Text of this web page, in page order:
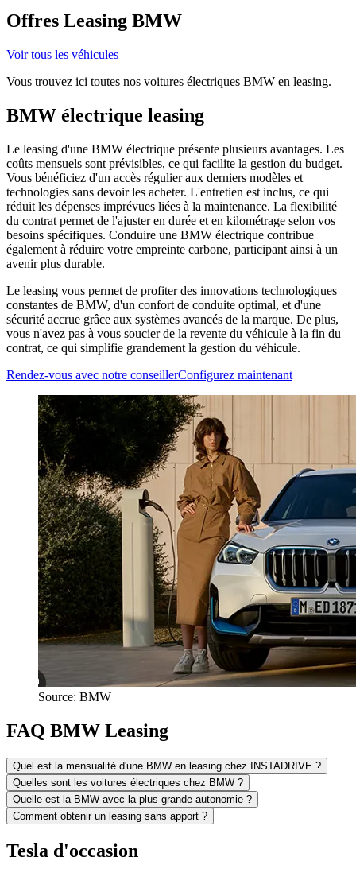
Offres Leasing BMW
Voir tous les véhicules
Vous trouvez ici toutes nos voitures électriques BMW en leasing.
BMW électrique leasing
Le leasing d'une BMW électrique présente plusieurs avantages. Les
coûts mensuels sont prévisibles, ce qui facilite la gestion du budget.
Vous bénéficiez d'un accès régulier aux derniers modèles et
technologies sans devoir les acheter. L'entretien est inclus, ce qui
réduit les dépenses imprévues liées à la maintenance. La flexibilité
du contrat permet de l'ajuster en durée et en kilométrage selon vos
besoins spécifiques. Conduire une BMW électrique contribue
également à réduire votre empreinte carbone, participant ainsi à un
avenir plus durable.
Le leasing vous permet de profiter des innovations technologiques
constantes de BMW, d'un confort de conduite optimal, et d'une
sécurité accrue grâce aux systèmes avancés de la marque. De plus,
vous n'avez pas à vous soucier de la revente du véhicule à la fin du
contrat, ce qui simplifie grandement la gestion du véhicule.
Rendez-vous avec notre conseillerConfigurez maintenant
Source: BMW
FAQ BMW Leasing
Quel est la mensualité d'une BMW en leasing chez INSTADRIVE ?
Quelles sont les voitures électriques chez BMW ?
Quelle est la BMW avec la plus grande autonomie ?
Comment obtenir un leasing sans apport ?
Tesla d'occasion